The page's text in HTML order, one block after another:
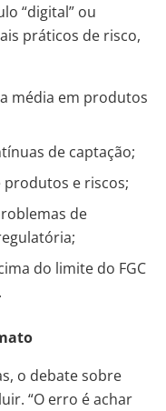
“digital” ou
práticos de risco,
média em produtos
de captação;
e riscos;
de
do limite do FGC
o debate sobre
“O erro é achar